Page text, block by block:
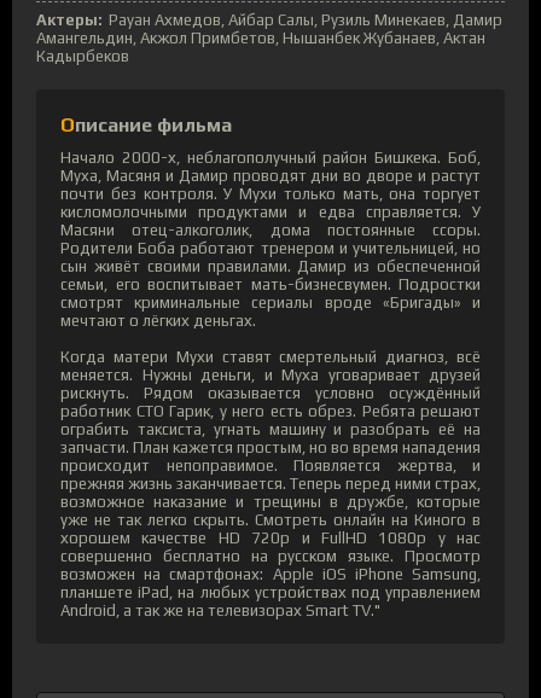
Актеры: Рауан Ахмедов, Айбар Салы, Рузиль Минекаев, Дамир
Амангельдин, Акжол Примбетов, Нышанбек Жубанаев, Актан
Кадырбеков
Описание фильма
Начало 2000-х, неблагополучный район Бишкека. Боб,
Муха, Масяня и Дамир проводят дни во дворе и растут
почти без контроля. У Мухи только мать, она торгует
кисломолочными продуктами и едва справляется. У
Масяни отец-алкоголик, дома постоянные ссоры.
Родители Боба работают тренером и учительницей, но
сын живёт своими правилами. Дамир из обеспеченной
семьи, его воспитывает мать-бизнесвумен. Подростки
смотрят криминальные сериалы вроде «Бригады» и
мечтают о лёгких деньгах.
Когда матери Мухи ставят смертельный диагноз, всё
меняется. Нужны деньги, и Муха уговаривает друзей
рискнуть. Рядом оказывается условно осуждённый
работник СТО Гарик, у него есть обрез. Ребята решают
ограбить таксиста, угнать машину и разобрать её на
запчасти. План кажется простым, но во время нападения
происходит непоправимое. Появляется жертва, и
прежняя жизнь заканчивается. Теперь перед ними страх,
возможное наказание и трещины в дружбе, которые
уже не так легко скрыть. Смотреть онлайн на Киного в
хорошем качестве HD 720p и FullHD 1080p у нас
совершенно бесплатно на русском языке. Просмотр
возможен на смартфонах: Apple iOS iPhone Samsung,
планшете iPad, на любых устройствах под управлением
Android, а так же на телевизорах Smart TV."